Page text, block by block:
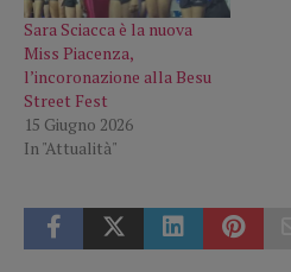
Sara Sciacca è la nuova
Miss Piacenza,
l’incoronazione alla Besu
Street Fest
15 Giugno 2026
In "Attualità"